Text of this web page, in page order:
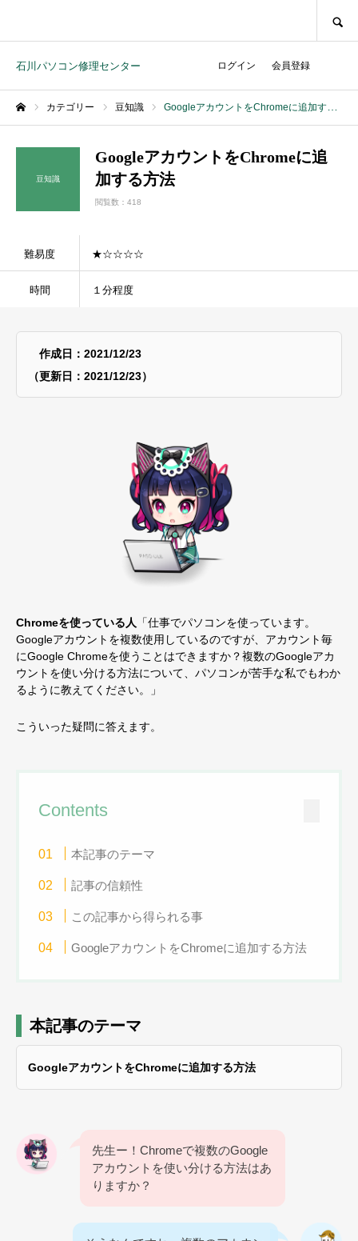
石川パソコン修理センター ログイン 会員登録
カテゴリー 豆知識 GoogleアカウントをChromeに追加する方法
豆知識
GoogleアカウントをChromeに追
加する方法
閲覧数：418
難易度 ★☆☆☆☆
時間 １分程度
作成日：2021/12/23
（更新日：2021/12/23）
Chromeを使っている人 「仕事でパソコンを使っています。
Googleアカウントを複数使用しているのですが、アカウント毎
にGoogle Chromeを使うことはできますか？複数のGoogleアカ
ウントを使い分ける方法について、パソコンが苦手な私でもわか
るように教えてください。」
こういった疑問に答えます。
Contents
本記事のテーマ
記事の信頼性
この記事から得られる事
GoogleアカウントをChromeに追加する方法
本記事のテーマ
GoogleアカウントをChromeに追加する方法
先生ー！Chromeで複数のGoogle
アカウントを使い分ける方法はあ
りますか？